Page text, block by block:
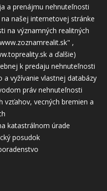
a prenájmu nehnuteľnosti
našej internetovej stránke
na významných realitných
,
a ďalšie)
k predaju nehnuteľnosti
a vyžívanie vlastnej databázy
práv nehnuteľnosti
vzťahov, vecných bremien a
katastrálnom úrade
posudok